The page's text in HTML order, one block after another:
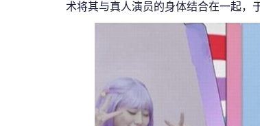
术将其与真人演员的身体结合在一起，